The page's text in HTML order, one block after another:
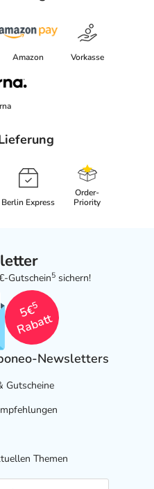
Amazon Vorkasse
Berlin Express
Order-
Priority
Gutschein5 sichern!
5€
5
Rabatt
Newsletters
Gutscheine
Themen